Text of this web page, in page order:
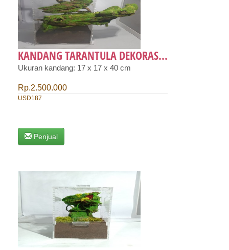
KANDANG TARANTULA DEKORAS...
Ukuran kandang: 17 x 17 x 40 cm
Rp.2.500.000
USD187
Penjual